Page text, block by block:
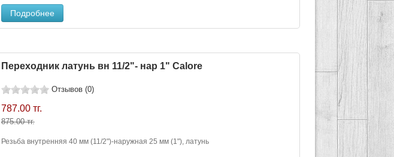
Подробнее
Переходник латунь вн 11/2"- нар 1" Calore
Отзывов (0)
787.00 тг.
875.00 тг.
Резьба внутренняя 40 мм (11/2")-наружная 25 мм (1"), латунь